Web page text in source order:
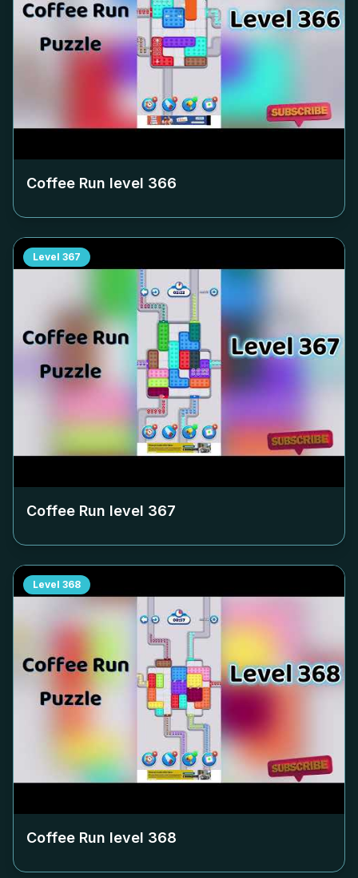
Coffee Run level 366
Level 367
Coffee Run level 367
Level 368
Coffee Run level 368